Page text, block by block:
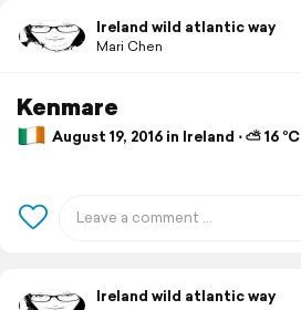
Ireland wild atlantic way
Mari Chen
Kenmare
August 19, 2016 in Ireland ⋅ ⛅ 16 °C
Ireland wild atlantic way